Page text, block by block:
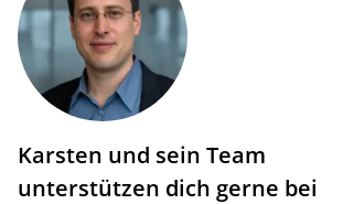
Karsten und sein Team
unterstützen dich gerne bei